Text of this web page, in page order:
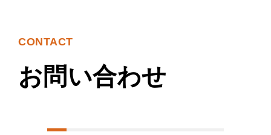
CONTACT
お問い合わせ